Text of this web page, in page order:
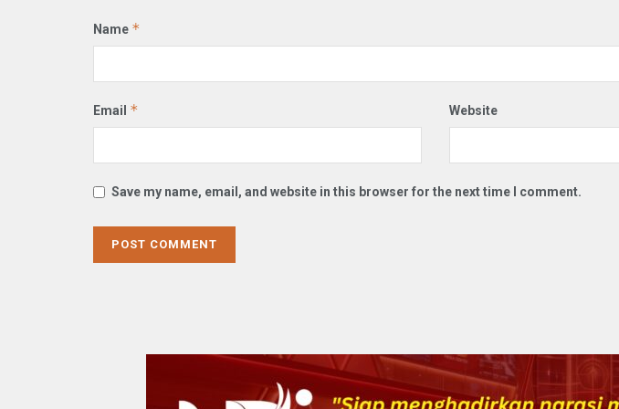
Name *
Email * Website
Save my name, email, and website in this browser for the next time I comment.